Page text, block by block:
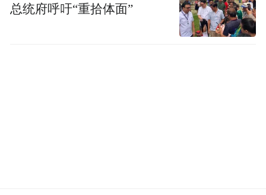
总统府呼吁“重拾体面”